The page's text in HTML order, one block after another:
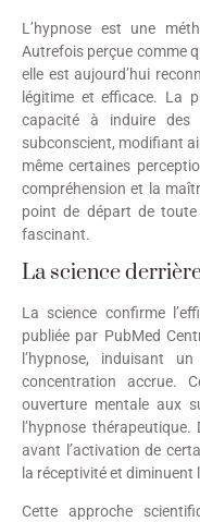
L’hypnose est une
Autrefois perçue comme
elle est aujourd’hui
légitime et efficace. La
capacité à induire des
subconscient, modifiant
même certaines
compréhension et la
point de départ de toute
fascinant.
La science
La science confirme
publiée par PubMed
l’hypnose, induisant
concentration accrue.
ouverture mentale aux
l’hypnose
avant l’activation de
la réceptivité et diminuent
Cette approche